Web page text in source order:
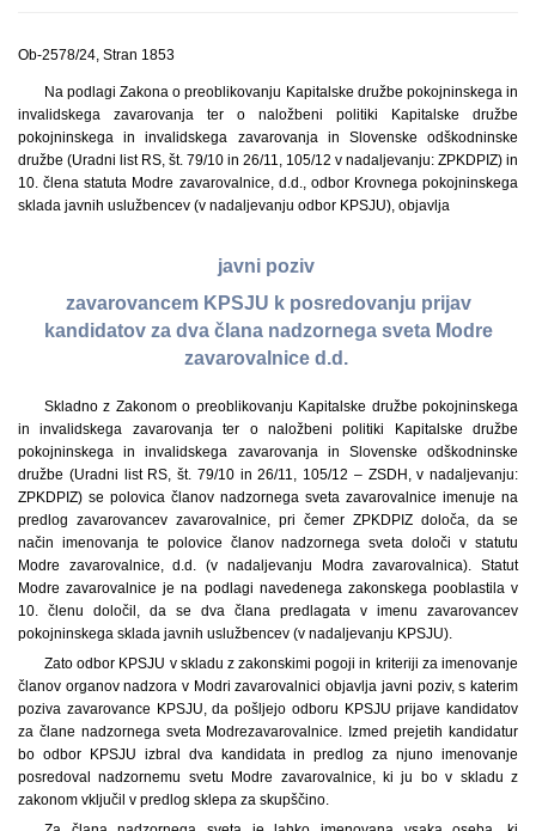
Ob-2578/24, Stran 1853
Na podlagi Zakona o preoblikovanju Kapitalske družbe pokojninskega in
invalidskega zavarovanja ter o naložbeni politiki Kapitalske družbe
pokojninskega in invalidskega zavarovanja in Slovenske odškodninske
družbe (Uradni list RS, št. 79/10 in 26/11, 105/12 v nadaljevanju: ZPKDPIZ) in
10. člena statuta Modre zavarovalnice, d.d., odbor Krovnega pokojninskega
sklada javnih uslužbencev (v nadaljevanju odbor KPSJU), objavlja
javni poziv
zavarovancem KPSJU k posredovanju prijav
kandidatov za dva člana nadzornega sveta Modre
zavarovalnice d.d.
Skladno z Zakonom o preoblikovanju Kapitalske družbe pokojninskega
in invalidskega zavarovanja ter o naložbeni politiki Kapitalske družbe
pokojninskega in invalidskega zavarovanja in Slovenske odškodninske
družbe (Uradni list RS, št. 79/10 in 26/11, 105/12 – ZSDH, v nadaljevanju:
ZPKDPIZ) se polovica članov nadzornega sveta zavarovalnice imenuje na
predlog zavarovancev zavarovalnice, pri čemer ZPKDPIZ določa, da se
način imenovanja te polovice članov nadzornega sveta določi v statutu
Modre zavarovalnice, d.d. (v nadaljevanju Modra zavarovalnica). Statut
Modre zavarovalnice je na podlagi navedenega zakonskega pooblastila v
10. členu določil, da se dva člana predlagata v imenu zavarovancev
pokojninskega sklada javnih uslužbencev (v nadaljevanju KPSJU).
Zato odbor KPSJU v skladu z zakonskimi pogoji in kriteriji za imenovanje
članov organov nadzora v Modri zavarovalnici objavlja javni poziv, s katerim
poziva zavarovance KPSJU, da pošljejo odboru KPSJU prijave kandidatov
za člane nadzornega sveta Modrezavarovalnice. Izmed prejetih kandidatur
bo odbor KPSJU izbral dva kandidata in predlog za njuno imenovanje
posredoval nadzornemu svetu Modre zavarovalnice, ki ju bo v skladu z
zakonom vključil v predlog sklepa za skupščino.